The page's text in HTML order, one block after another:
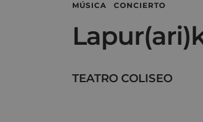
MÚSICA CONCIERTO
TEATRO COLISEO